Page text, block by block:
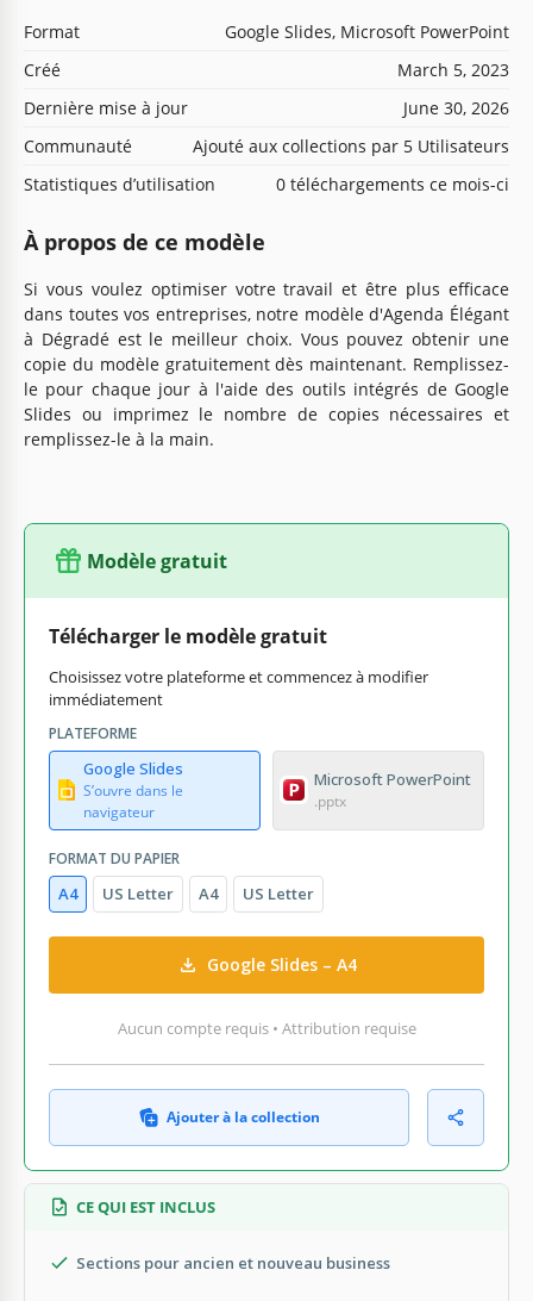
Format
Google Slides, Microsoft PowerPoint
Créé
March 5, 2023
Dernière mise à jour
June 30, 2026
Communauté
Ajouté aux collections par 5 Utilisateurs
Statistiques d’utilisation
0 téléchargements ce mois-ci
À propos de ce modèle
Si vous voulez optimiser votre travail et être plus efficace
dans toutes vos entreprises, notre modèle d'Agenda Élégant
à Dégradé est le meilleur choix. Vous pouvez obtenir une
copie du modèle gratuitement dès maintenant. Remplissez-
le pour chaque jour à l'aide des outils intégrés de Google
Slides ou imprimez le nombre de copies nécessaires et
remplissez-le à la main.
Modèle gratuit
Télécharger le modèle gratuit
Choisissez votre plateforme et commencez à modifier
immédiatement
PLATEFORME
Google Slides
S’ouvre dans le
navigateur
Microsoft PowerPoint
.pptx
FORMAT DU PAPIER
A4 US Letter A4 US Letter
Google Slides – A4
Aucun compte requis • Attribution requise
Ajouter à la collection
CE QUI EST INCLUS
Sections pour ancien et nouveau business